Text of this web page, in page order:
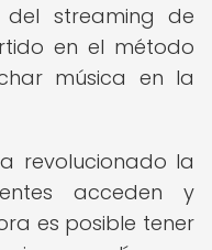
streaming de
en el método
música en la
revolucionado la
acceden y
es posible tener